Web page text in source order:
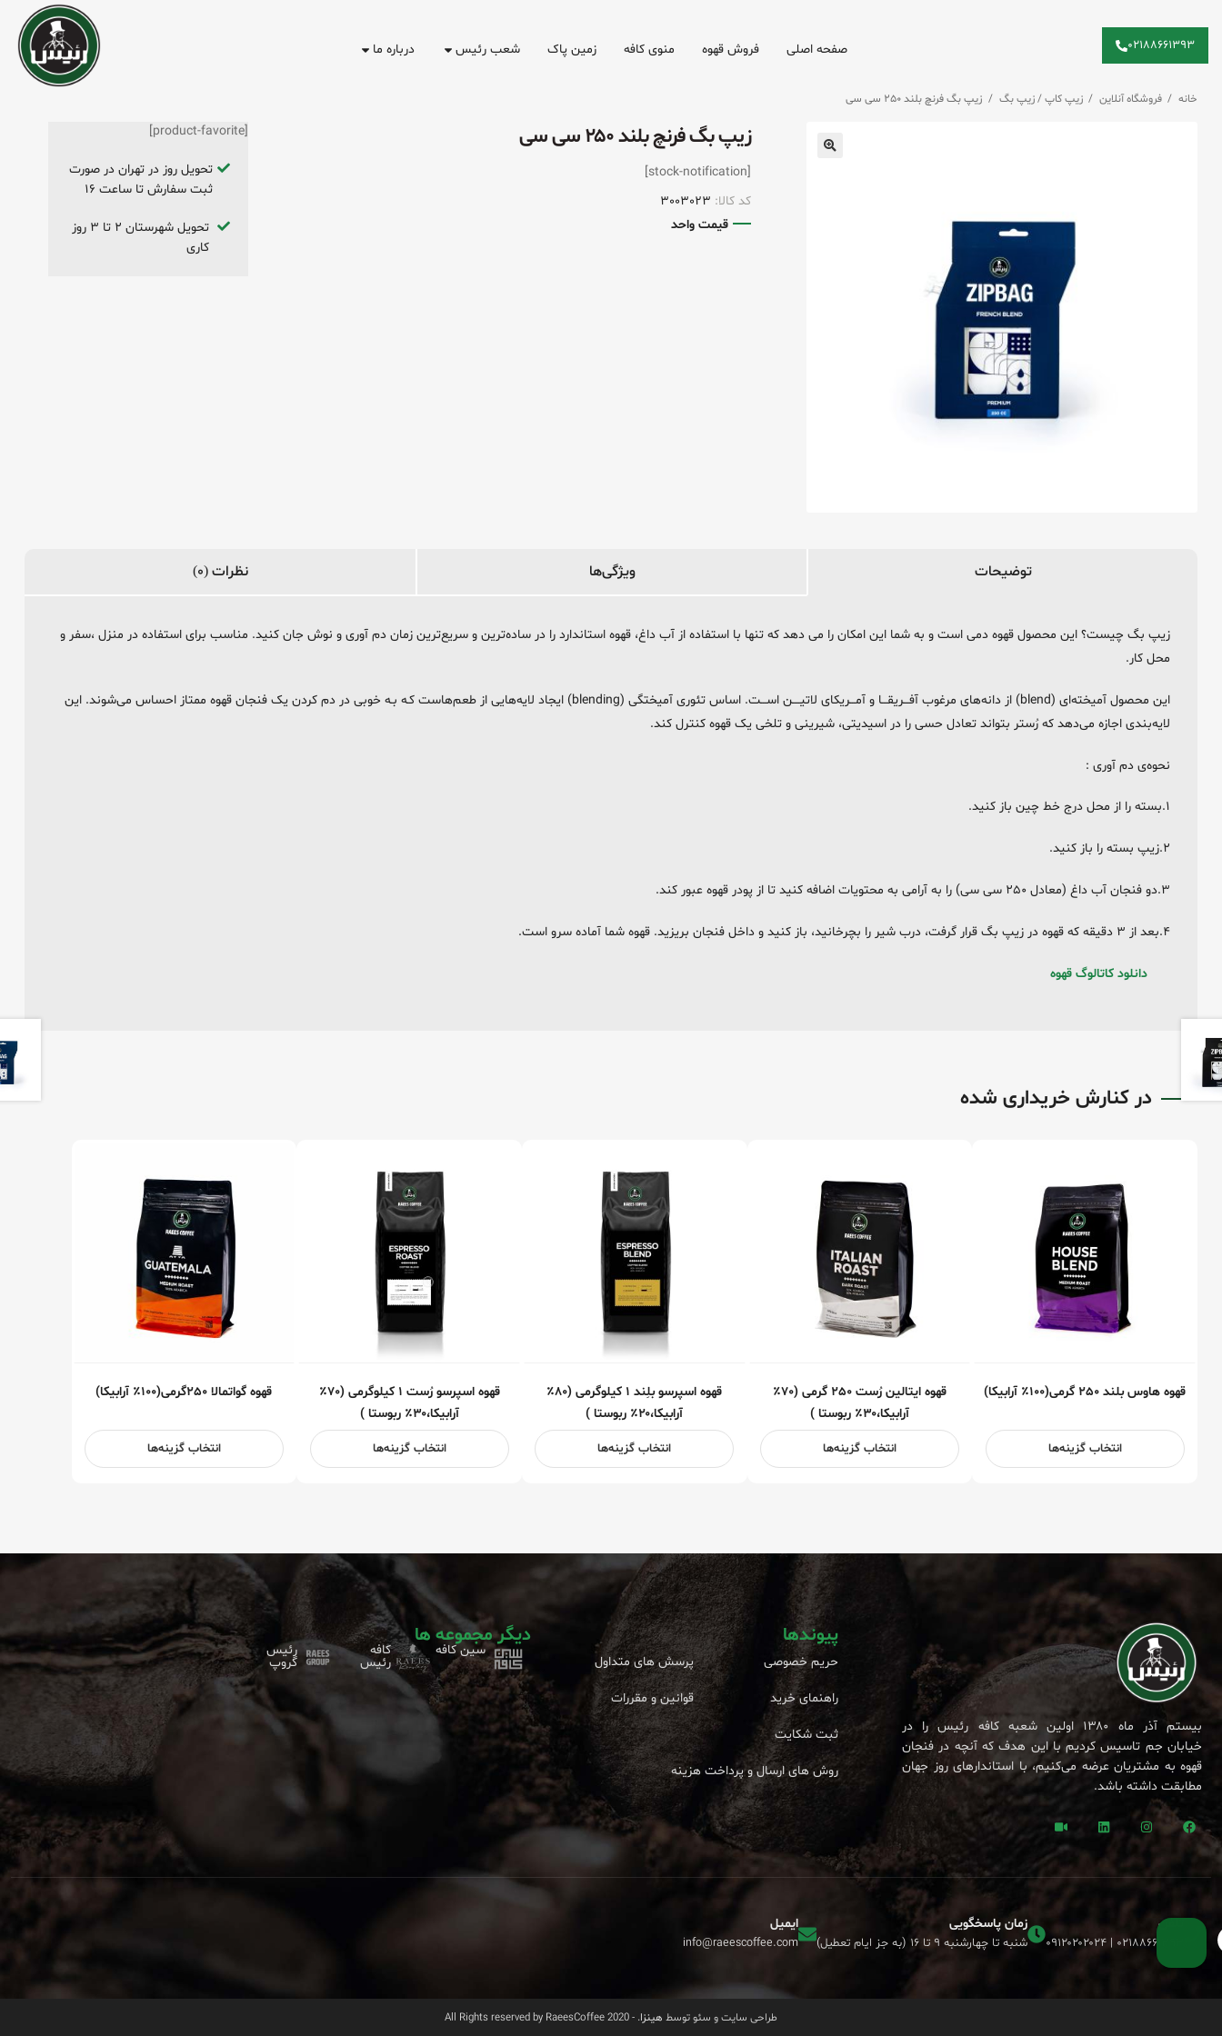
۰۲۱۸۸۶۶۱۳۹۳ صفحه اصلی فروش قهوه منوی کافه زمین پاک شعب رئیس درباره ما
خانه / فروشگاه آنلاین / زیپ کاپ / زیپ بگ / زیپ بگ فرنچ بلند ۲۵۰ سی سی
زیپ بگ فرنچ بلند ۲۵۰ سی سی
کد کالا: 3003023
قیمت واحد
[stock-notification]
[product-favorite]
تحویل روز در تهران در صورت
ثبت سفارش تا ساعت ۱۶
تحویل شهرستان ۲ تا ۳ روز
کاری
توضیحات ویژگی‌ها نظرات (0)
زیپ بگ چیست؟ این محصول قهوه دمی است و به شما این امکان را می دهد که تنها با استفاده از آب داغ، قهوه استاندارد را در ساده‌ترین و سریع‌ترین زمان دم آوری و نوش جان کنید. مناسب برای استفاده در منزل ،سفر و
محل کار.
این محصول آمیخته‌ای (blend) از دانه‌های مرغوب آفـــریقـــا و آمـــریکای لاتیــــن اســـت. اساس تئوری آمیختگی (blending) ایجاد لایه‌هایی از طعم‌هاست کـه بـه خوبی در دم کردن یک فنجان قهوه ممتاز احساس می‌شوند. این
لایه‌بندی اجازه می‌دهد که رُستر بتواند تعادل حسی را در اسیدیتی، شیرینی و تلخی یک قهوه کنترل کند.
نحوه‌ی دم آوری :
۱.بسته را از محل درج خط چین باز کنید.
۲.زیپ بسته را باز کنید.
۳.دو فنجان آب داغ (معادل ۲۵۰ سی سی) را به آرامی به محتویات اضافه کنید تا از پودر قهوه عبور کند.
۴.بعد از ۳ دقیقه که قهوه در زیپ بگ قرار گرفت، درب شیر را بچرخانید، باز کنید و داخل فنجان بریزید. قهوه شما آماده سرو است.
دانلود کاتالوگ قهوه
در کنارش خریداری شده
قهوه هاوس ‌بلند ۲۵۰ گرمی(۱۰۰٪ آرابیکا)
انتخاب گزینه‌ها
قهوه ایتالین رُست ۲۵۰ گرمی (۷۰٪
آرابیکا،۳۰٪ ربوستا )
انتخاب گزینه‌ها
قهوه اسپرسو بلِند ۱ کیلوگرمی (۸۰٪
آرابیکا،۲۰٪ ربوستا )
انتخاب گزینه‌ها
قهوه اسپرسو رُست ۱ کیلوگرمی (۷۰٪
آرابیکا،۳۰٪ ربوستا )
انتخاب گزینه‌ها
قهوه گواتمالا ۲۵۰گرمی(۱۰۰٪ آرابیکا)
انتخاب گزینه‌ها
بیستم آذر ماه ۱۳۸۰ اولین شعبه کافه رئیس را در
خیابان جم تاسیس کردیم با این هدف که آنچه در فنجان
قهوه به مشتریان عرضه می‌کنیم، با استاندارهای روز جهان
مطابقت داشته باشد.
پیوندها
حریم خصوصی پرسش های متداول
راهنمای خرید قوانین و مقررات
ثبت شکایت
روش های ارسال و پرداخت هزینه
دیگر مجموعه ها
سین کافه کافه
رئیس
رئیس
گروپ
تلفن
۰۲۱۸۸۶۶۱۳۹۳ | ۰۹۱۲۰۲۰۲۰۲۴
زمان پاسخگویی
شنبه تا چهارشنبه ۹ تا ۱۶ (به جز ایام تعطیل)
ایمیل
info@raeescoffee.com
طراحی سایت و سئو توسط هینزا. - 2020 All Rights reserved by RaeesCoffee